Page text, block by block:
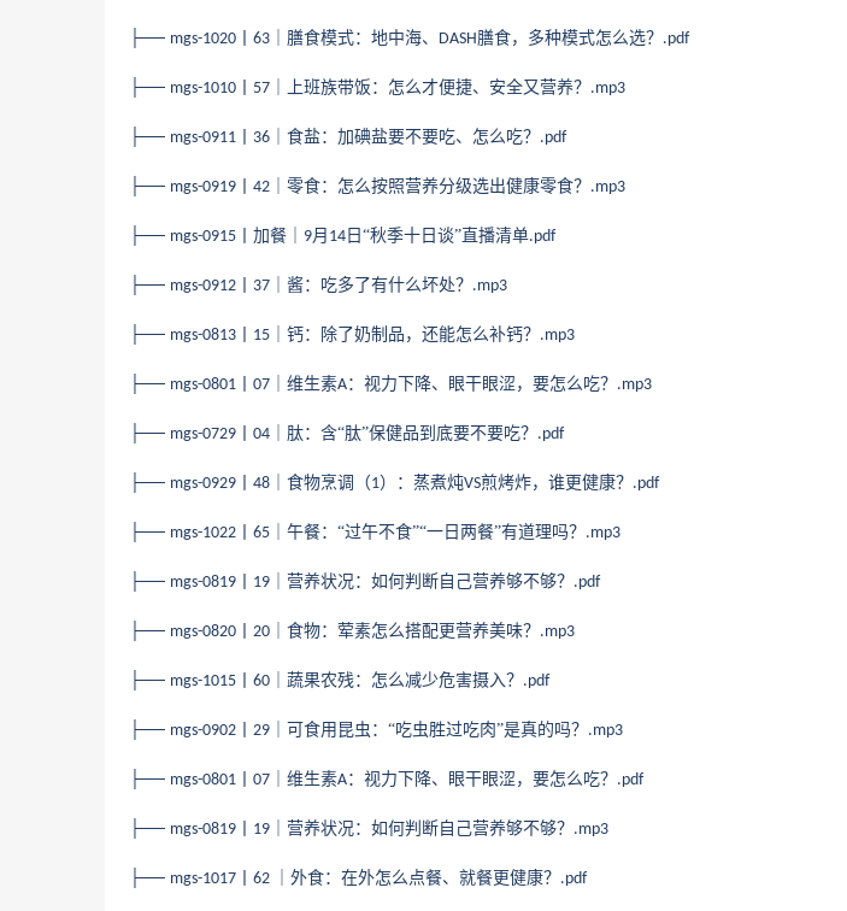
├── mgs-1020 63 ｜膳食模式：地中海、 DASH膳食，多种模式怎么选？ .pdf
├── mgs-1010 57 ｜上班族带饭：怎么才便捷、安全又营养？ .mp3
├── mgs-0911 36 ｜食盐：加碘盐要不要吃、怎么吃？ .pdf
├── mgs-0919 42 ｜零食：怎么按照营养分级选出健康零食？ .mp3
├── mgs-0915 丨加餐｜ 9月 14 日“秋季十日谈”直播清单.pdf
├── mgs-0912 37 ｜酱：吃多了有什么坏处？ .mp3
├── mgs-0813 15 ｜钙：除了奶制品，还能怎么补钙？ .mp3
├── mgs-0801 07 ｜维生素A：视力下降、眼干眼涩，要怎么吃？ .mp3
├── mgs-0729 04 ｜肽：含“肽”保健品到底要不要吃？ .pdf
├── mgs-0929 48 ｜食物烹调（1）：蒸煮炖VS煎烤炸，谁更健康？ .pdf
├── mgs-1022 65 ｜午餐：“过午不食”“一日两餐”有道理吗？ .mp3
├── mgs-0819 19 ｜营养状况：如何判断自己营养够不够？ .pdf
├── mgs-0820 20 ｜食物：荤素怎么搭配更营养美味？ .mp3
├── mgs-1015 60 ｜蔬果农残：怎么减少危害摄入？ .pdf
├── mgs-0902 29 ｜可食用昆虫：“吃虫胜过吃肉”是真的吗？ .mp3
├── mgs-0801 07 ｜维生素A：视力下降、眼干眼涩，要怎么吃？ .pdf
├── mgs-0819 19 ｜营养状况：如何判断自己营养够不够？ .mp3
├── mgs-1017 62 ｜外食：在外怎么点餐、就餐更健康？ .pdf